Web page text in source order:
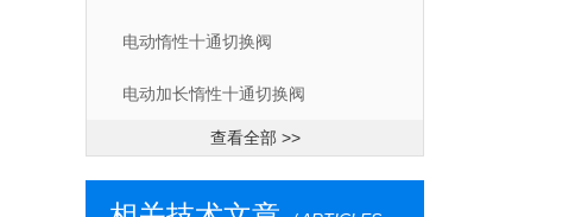
电动惰性十通切换阀
电动加长惰性十通切换阀
查看全部 >>